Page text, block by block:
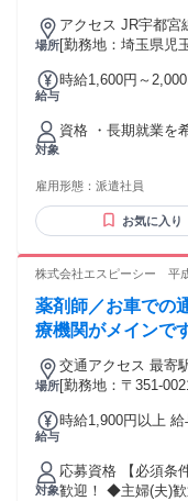
することはありま
場所
アクセス JR宇都宮線 東
め地図情報は市役
[勤務地：埼玉県児
給与
時給1,600円～
対象
資格 ・長期就業を
雇用形態： 派遣社員
お気に入り
株式会社エスピーシー 平
薬剤師／お車での
療機関がメインで
場所[勤務地：〒351-
給与
時給1,900円以上
対象
応募資格 【必須条
歓迎！ ◆主婦(夫)歓迎 ◆フリーター歓迎 ◆ブランクある方も